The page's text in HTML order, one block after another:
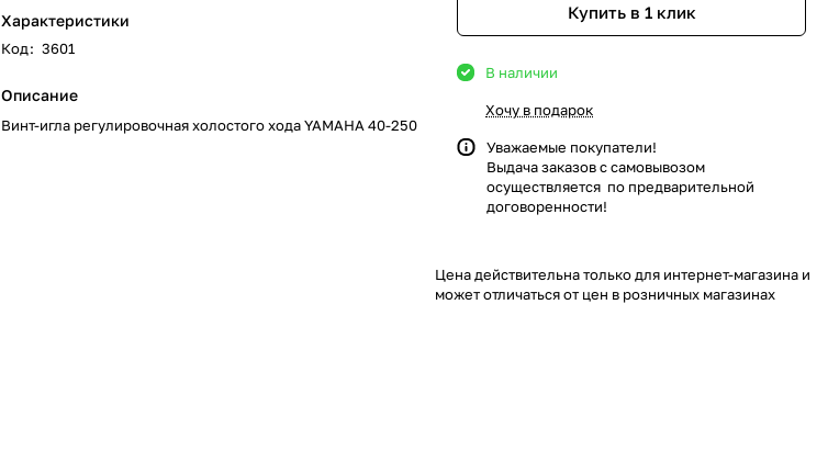
Характеристики
Код: 3601
Описание
Винт-игла регулировочная холостого хода YAMAHA 40-250
Купить в 1 клик
В наличии
Хочу в подарок
Уважаемые покупатели!
Выдача заказов с самовывозом
осуществляется по предварительной
договоренности!
Цена действительна только для интернет-магазина и
может отличаться от цен в розничных магазинах